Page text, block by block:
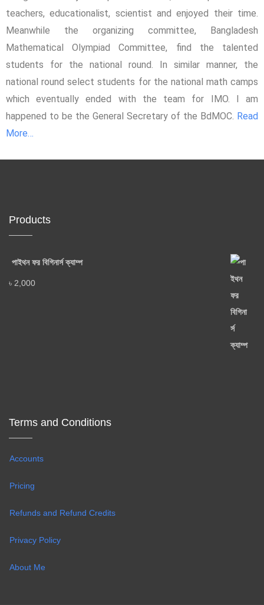
teachers, educationalist, scientist and enjoyed their time.
Meanwhile the organizing committee, Bangladesh
Mathematical Olympiad Committee, find the talented
students for the national round. In similar manner, the
national round select students for the national math camps
which eventually ended with the team for IMO. I am
happened to be the General Secretary of the BdMOC. Read
More…
Products
পাইথন ফর বিগিনার্স ক্যাম্প
৳ 2,000
Terms and Conditions
Accounts
Pricing
Refunds and Refund Credits
Privacy Policy
About Me